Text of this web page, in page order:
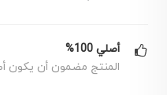
أصلي 100%
المنتج مضمون أن يكون